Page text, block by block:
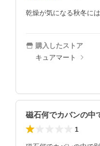
乾燥が気になる秋冬に
購入したストア
キュアマート
磁石何でカバンの中
1